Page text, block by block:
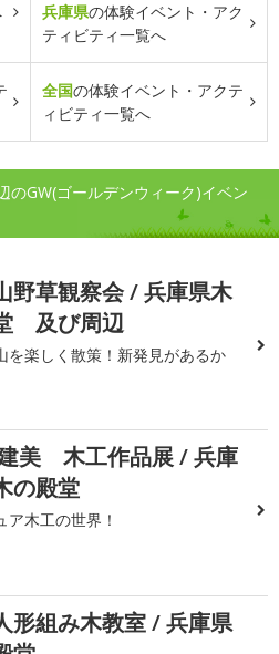
兵庫県の体験イベント・アク
ティビティ一覧へ
全国の体験イベント・アクテ
ィビティ一覧へ
のGW(ゴールデンウィーク)イベン
野草観察会 / 兵庫県木
及び周辺
を楽しく散策！新発見があるか
美 木工作品展 / 兵庫
殿堂
ア木工の世界！
形組み木教室 / 兵庫県